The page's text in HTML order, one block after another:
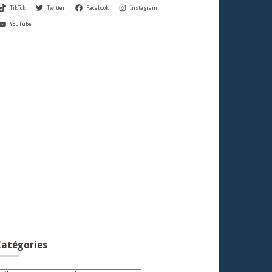
TikTok Twitter Facebook Instagram
YouTube